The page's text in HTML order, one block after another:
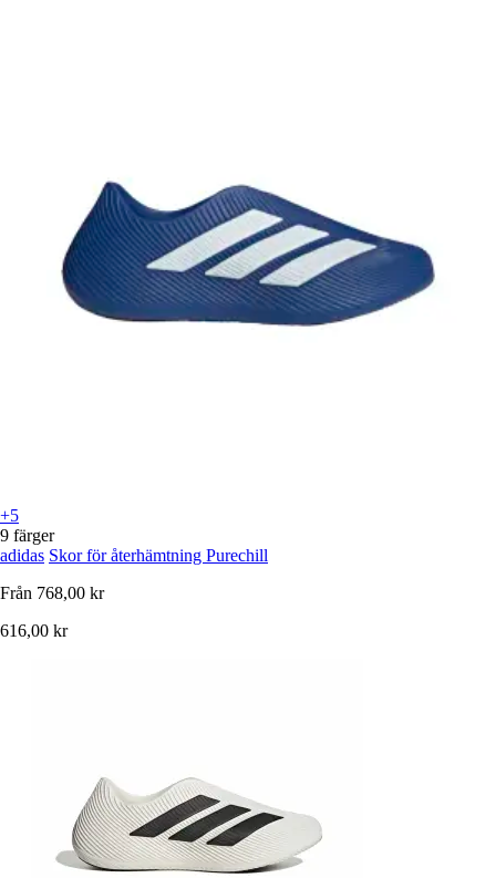
+5
9 färger
adidas Skor för återhämtning Purechill
Från 768,00 kr
616,00 kr